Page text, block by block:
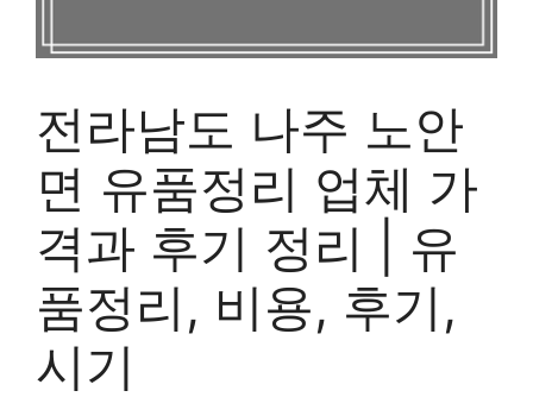
전라남도 나주 노안
면 유품정리 업체 가
격과 후기 정리 | 유
품정리, 비용, 후기,
시기